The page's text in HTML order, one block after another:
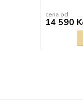
cena od
14 590